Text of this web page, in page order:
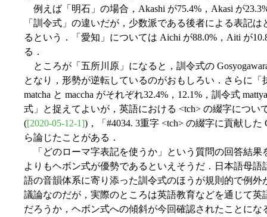
例えば「明石」の場合，Akashi が75.4%，Akasi が
「訓令式」の違いだが，少数派である後者による表記
るという．「愛知」については Aichi が88.0%，Aiti が
る．
ところが「五所川原」になると，訓令式の
となり，形勢が逆転しているのがおもしろい．さらに
matcha と maccha がそれぞれ32.4%，12.1%，訓令式
式」と捉えてよいが，英語における <tch> の綴字につい
([2020-05-12-1])，「#4034. 3重字 <tch> の綴字に貢献した
ら論じたことがある．
「どのローマ字表記を使うか」という質問の回答結果
よりもヘボン式が優勢であるといえそうだ．日本語母
語の音韻体系に寄り添った訓令式のほうが規則的で例
議論なのだが，実際のところは英語教育などを通じて
だろうか，ヘボン式への傾斜が今回確認されたことにな